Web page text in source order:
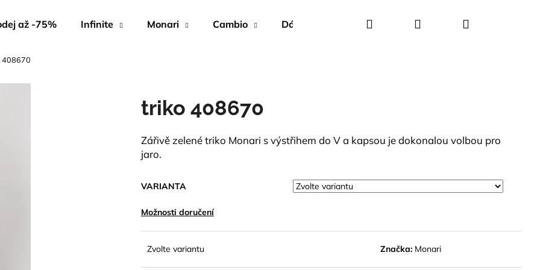
až -75% Infinite Monari Cambio Dárkové poukazy Creenstone
Hledat PřihlášeníNákupní
408670
triko 408670
Zářivě zelené triko Monari s výstřihem do V a kapsou je dokonalou volbou pro
jaro.
VARIANTA
Možnosti doručení
Zvolte variantu Značka: Monari
Co potřebujete najít?
HLEDAT